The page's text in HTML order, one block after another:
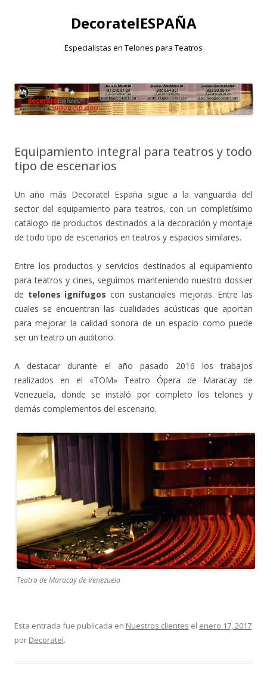
DecoratelESPAÑA
Especialistas en Telones para Teatros
al
contenido
Equipamiento integral para teatros y todo
tipo de escenarios
Un año más Decoratel España sigue a la vanguardia del
sector del equipamiento para teatros, con un completísimo
catálogo de productos destinados a la decoración y montaje
de todo tipo de escenarios en teatros y espacios similares.
Entre los productos y servicios destinados al equipamiento
para teatros y cines, seguimos manteniendo nuestro dossier
de telones ignífugos con sustanciales mejoras. Entre las
cuales se encuentran las cualidades acústicas que aportan
para mejorar la calidad sonora de un espacio como puede
ser un teatro un auditorio.
A destacar durante el año pasado 2016 los trabajos
realizados en el «TOM» Teatro Ópera de Maracay de
Venezuela, donde se instaló por completo los telones y
demás complementos del escenario.
Teatro de Maracay de Venezuela
Esta entrada fue publicada en Nuestros clientes el enero 17, 2017
por Decoratel.